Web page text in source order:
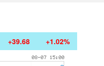
+39.68 +1.02%